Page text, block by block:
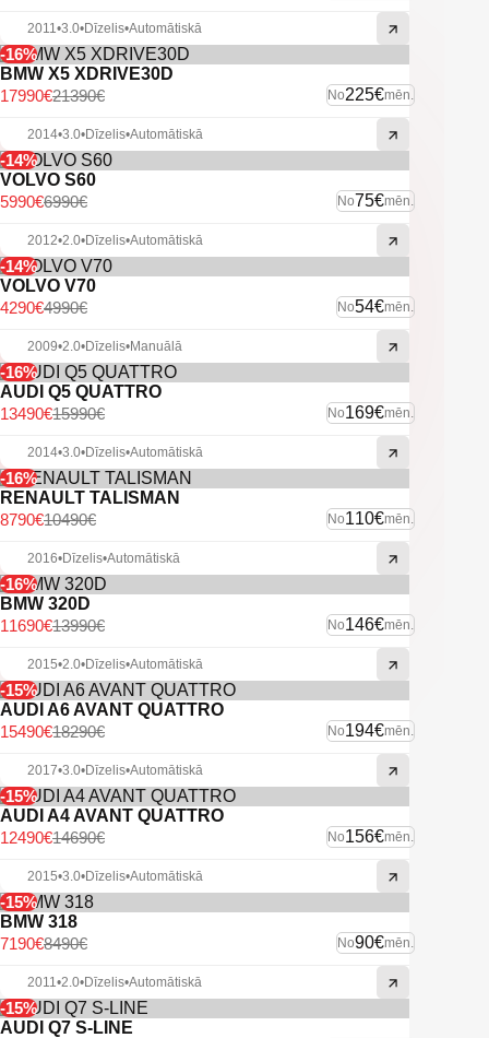
-Lukturu mazgātāji.
-Miglas lukturi.
-Vieglmetāla diski.
-U.C. ekstras.
2011•3.0•Dīzelis•Automātiskā
-16%
BMW X5 XDRIVE30D
No225€mēn.
21390€
17990€
2014•3.0•Dīzelis•Automātiskā
-14%
VOLVO S60
No75€mēn.
6990€
5990€
2012•2.0•Dīzelis•Automātiskā
-14%
VOLVO V70
No54€mēn.
4990€
4290€
2009•2.0•Dīzelis•Manuālā
-16%
AUDI Q5 QUATTRO
No169€mēn.
15990€
13490€
2014•3.0•Dīzelis•Automātiskā
-16%
RENAULT TALISMAN
No110€mēn.
10490€
8790€
2016•Dīzelis•Automātiskā
-16%
BMW 320D
No146€mēn.
13990€
11690€
2015•2.0•Dīzelis•Automātiskā
-15%
AUDI A6 AVANT QUATTRO
No194€mēn.
18290€
15490€
2017•3.0•Dīzelis•Automātiskā
-15%
AUDI A4 AVANT QUATTRO
No156€mēn.
14690€
12490€
2015•3.0•Dīzelis•Automātiskā
-15%
BMW 318
No90€mēn.
8490€
7190€
2011•2.0•Dīzelis•Automātiskā
-15%
AUDI Q7 S-LINE